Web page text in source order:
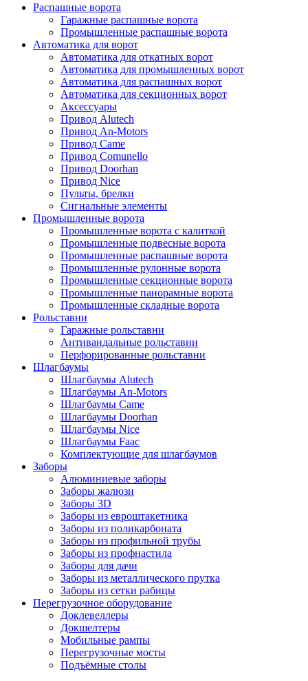
Распашные ворота
Гаражные распашные ворота
Промышленные распашные ворота
Автоматика для ворот
Автоматика для откатных ворот
Автоматика для промышленных ворот
Автоматика для распашных ворот
Автоматика для секционных ворот
Аксессуары
Привод Alutech
Привод An-Motors
Привод Came
Привод Comunello
Привод Doorhan
Привод Nice
Пульты, брелки
Сигнальные элементы
Промышленные ворота
Промышленные ворота с калиткой
Промышленные подвесные ворота
Промышленные распашные ворота
Промышленные рулонные ворота
Промышленные секционные ворота
Промышленные панорамные ворота
Промышленные складные ворота
Рольставни
Гаражные рольставни
Антивандальные рольставни
Перфорированные рольставни
Шлагбаумы
Шлагбаумы Alutech
Шлагбаумы An-Motors
Шлагбаумы Came
Шлагбаумы Doorhan
Шлагбаумы Nice
Шлагбаумы Faac
Комплектующие для шлагбаумов
Заборы
Алюминиевые заборы
Заборы жалюзи
Заборы 3D
Заборы из евроштакетника
Заборы из поликарбоната
Заборы из профильной трубы
Заборы из профнастила
Заборы для дачи
Заборы из металлического прутка
Заборы из сетки рабицы
Перегрузочное оборудование
Доклевеллеры
Докшелтеры
Мобильные рампы
Перегрузочные мосты
Подъёмные столы